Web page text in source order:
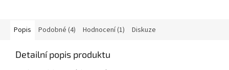
Popis Podobné (4) Hodnocení (1) Diskuze
Detailní popis produktu